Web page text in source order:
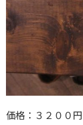
価格：３２００円